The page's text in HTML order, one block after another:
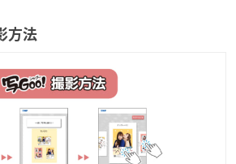
方法